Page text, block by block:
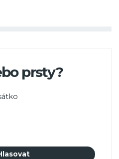
prsty?